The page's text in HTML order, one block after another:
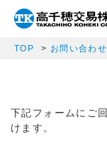
TOP お問い合わせ
下記フォームにご
けます。